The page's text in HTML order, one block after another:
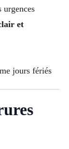
urgences
et
jours fériés